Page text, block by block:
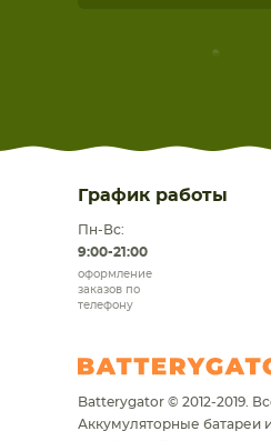
График работы
Пн-Вс:
9:00-21:00
оформление
заказов по
телефону
Batterygator © 2012-2019.
Аккумуляторные батареи